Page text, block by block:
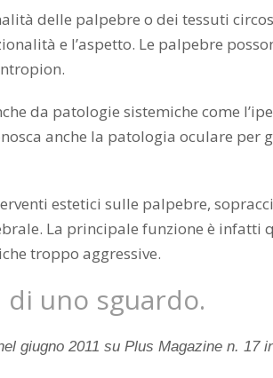
delle palpebre o dei tessuti
e l’aspetto. Le palpebre
da patologie sistemiche come
anche la patologia oculare
estetici sulle palpebre,
La principale funzione è infatti
troppo aggressive.
di uno sguardo.
giugno 2011 su Plus Magazine n. 17